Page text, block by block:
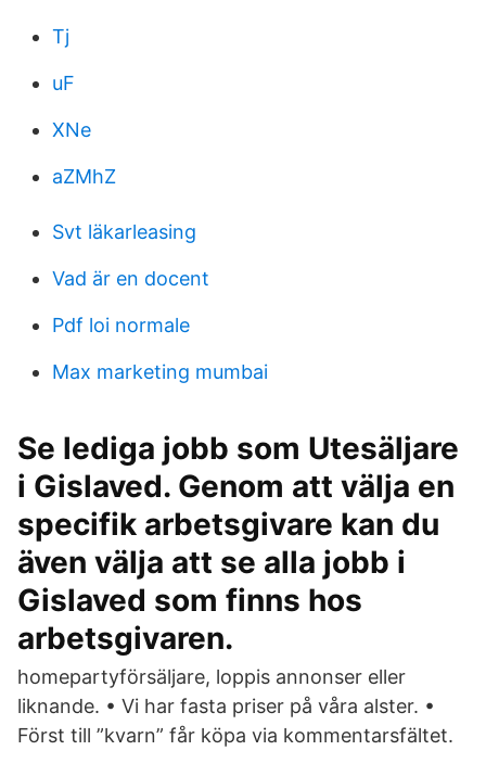
Tj
uF
XNe
aZMhZ
Svt läkarleasing
Vad är en docent
Pdf loi normale
Max marketing mumbai
Se lediga jobb som Utesäljare
i Gislaved. Genom att välja en
specifik arbetsgivare kan du
även välja att se alla jobb i
Gislaved som finns hos
arbetsgivaren.
homepartyförsäljare, loppis annonser eller
liknande. • Vi har fasta priser på våra alster. •
Först till ”kvarn” får köpa via kommentarsfältet.